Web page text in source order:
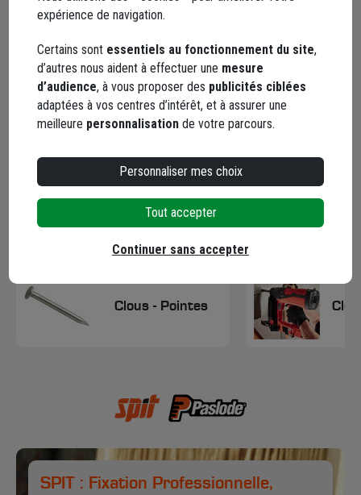
2,8x63 mm - boîte de 3750
203,62 €
dont 0,06 €éco-contribution
Choisir une agence pour vérifier le stock
Livraison disponible
Catégories associées
Clous - Pointes
SPIT : Fixation Professionnelle,
expérience de navigation.
Certains sont essentiels au fonctionnement du site,
d’autres nous aident à effectuer une mesure
d’audience, à vous proposer des publicités ciblées
adaptées à vos centres d’intérêt, et à assurer une
meilleure personnalisation de votre parcours.
Personnaliser mes choix
Tout accepter
Continuer sans accepter